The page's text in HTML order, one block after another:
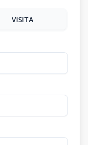
VISITA